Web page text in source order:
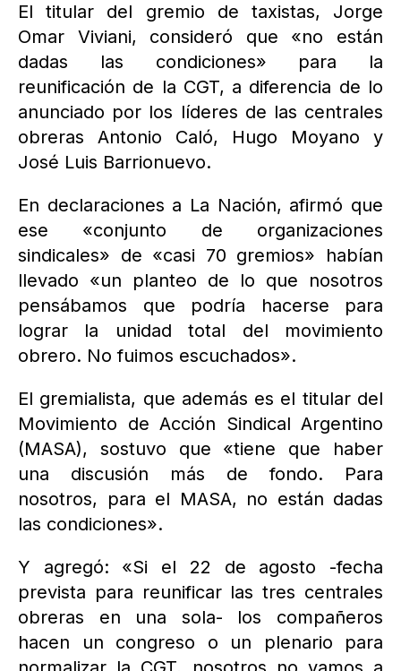
El titular del gremio de taxistas, Jorge
Omar Viviani, consideró que «no están
dadas las condiciones» para la
reunificación de la CGT, a diferencia de lo
anunciado por los líderes de las centrales
obreras Antonio Caló, Hugo Moyano y
José Luis Barrionuevo.
En declaraciones a La Nación, afirmó que
ese «conjunto de organizaciones
sindicales» de «casi 70 gremios» habían
llevado «un planteo de lo que nosotros
pensábamos que podría hacerse para
lograr la unidad total del movimiento
obrero. No fuimos escuchados».
El gremialista, que además es el titular del
Movimiento de Acción Sindical Argentino
(MASA), sostuvo que «tiene que haber
una discusión más de fondo. Para
nosotros, para el MASA, no están dadas
las condiciones».
Y agregó: «Si el 22 de agosto -fecha
prevista para reunificar las tres centrales
obreras en una sola- los compañeros
hacen un congreso o un plenario para